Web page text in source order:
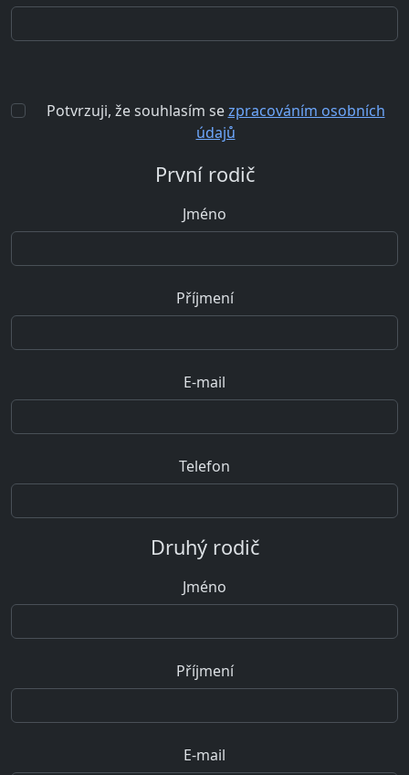
Potvrzuji, že souhlasím sezpracováním osobních
údajů
První rodič
Jméno
Příjmení
E-mail
Telefon
Druhý rodič
Jméno
Příjmení
E-mail